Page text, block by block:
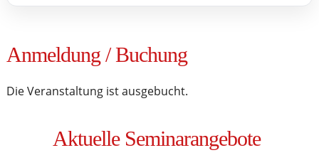
Anmeldung / Buchung
Die Veranstaltung ist ausgebucht.
Aktuelle Seminarangebote